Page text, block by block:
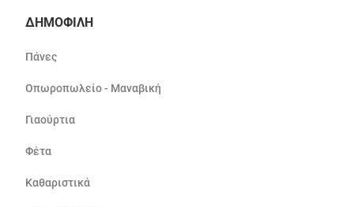
ΔΗΜΟΦΙΛΗ
Πάνες
Οπωροπωλείο - Μαναβική
Γιαούρτια
Φέτα
Καθαριστικά